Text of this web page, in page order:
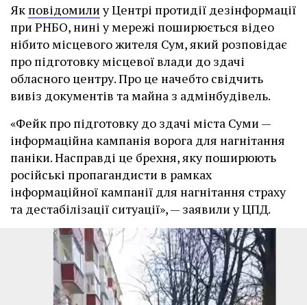
Як повідомилиу Центрі протидії дезінформації
при РНБО, нині у мережі поширюється відео
нібито місцевого жителя Сум, який розповідає
про підготовку місцевої влади до здачі
обласного центру. Про це начебто свідчить
вивіз документів та майна з адмінбудівель.
«Фейк про підготовку до здачі міста Суми —
інформаційна кампанія ворога для нагнітання
паніки. Насправді це брехня, яку поширюють
російські пропагандисти в рамках
інформаційної кампанії для нагнітання страху
та дестабілізації ситуації», — заявили у ЦПД.